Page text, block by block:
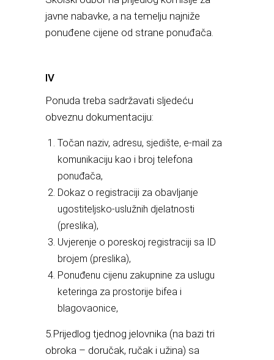
javne nabavke, a na temelju najniže
ponuđene cijene od strane ponuđača.
IV
Ponuda treba sadržavati sljedeću
obveznu dokumentaciju:
Točan naziv, adresu, sjedište, e-mail za
komunikaciju kao i broj telefona
ponuđača,
Dokaz o registraciji za obavljanje
ugostiteljsko-uslužnih djelatnosti
(preslika),
Uvjerenje o poreskoj registraciji sa ID
brojem (preslika),
Ponuđenu cijenu zakupnine za uslugu
keteringa za prostorije bifea i
blagovaonice,
5.Prijedlog tjednog jelovnika (na bazi tri
obroka – doručak, ručak i užina) sa